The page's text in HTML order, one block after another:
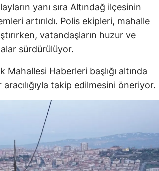
yanı sıra Altındağ ilçesinin
artırıldı. Polis ekipleri, mahalle
vatandaşların huzur ve
sürdürülüyor.
Haberleri başlığı altında
takip edilmesini öneriyor.